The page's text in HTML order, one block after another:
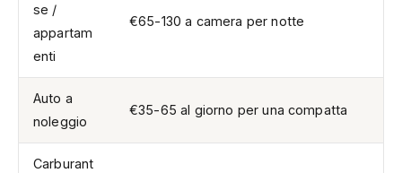
se /
appartam
enti
€65-130 a camera per notte
Auto a
noleggio
€35-65 al giorno per una compatta
Carburant